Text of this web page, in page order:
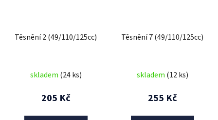
Těsnění 2 (49/110/125cc)
skladem (24 ks)
205 Kč
Těsnění 7 (49/110/125cc)
skladem (12 ks)
255 Kč